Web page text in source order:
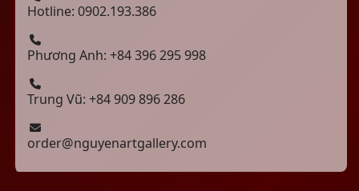
Hotline: 0902.193.386
Phương Anh: +84 396 295 998
Trung Vũ: +84 909 896 286
order@nguyenartgallery.com